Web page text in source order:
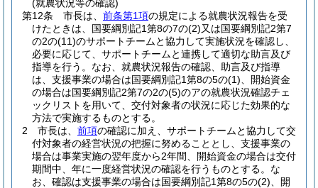
(就農状況等の確認)
第12条
市長は、 前条第1項の規定による就農状況報告を受
けたときは、国要綱別記1第8の7の(2)又は国要綱別記2第7
の2の(11)のサポートチームと協力して実施状況を確認し、
必要に応じて、サポートチームと連携して適切な助言及び
指導を行う。 なお、就農状況報告の確認、助言及び指導
は、支援事業の場合は国要綱別記1第8の5の(1) 、開始資金
の場合は国要綱別記2第7の2の(5)のアの就農状況確認チェ
ックリストを用いて、交付対象者の状況に応じた効果的な
方法で実施するものとする。
2
市長は、 前項の確認に加え、サポートチームと協力して交
付対象者の経営状況の把握に努めることとし、支援事業の
場合は事業実施の翌年度から2年間、開始資金の場合は交付
期間中、年に一度経営状況の確認を行うものとする。 な
お、確認は支援事業の場合は国要綱別記1第8の5の(2) 、開